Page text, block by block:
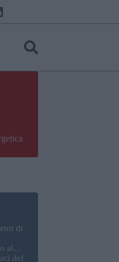
di
al
del